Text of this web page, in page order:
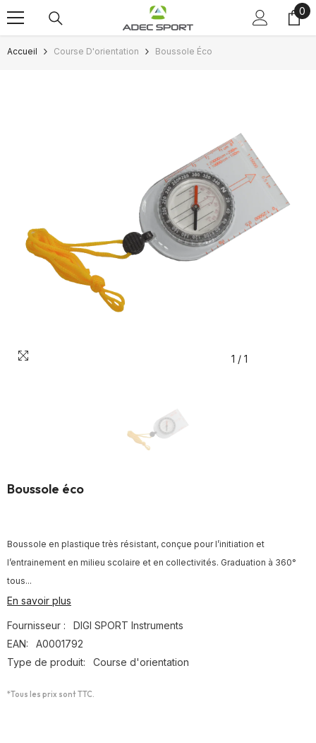
Passer au contenu 0
0
Accueil Course D'orientation Boussole Éco
1 / 1
Boussole éco
Boussole en plastique très résistant, conçue pour l’initiation et
l’entrainement en milieu scolaire et en collectivités. Graduation à 360°
tous...
En savoir plus
Fournisseur :
DIGI SPORT Instruments
EAN:
A0001792
Type de produit:
Course d'orientation
*Tous les prix sont TTC.